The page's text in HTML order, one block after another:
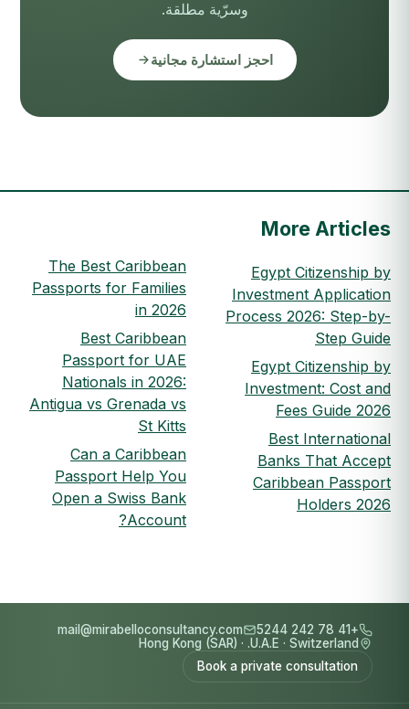
وسرّية مطلقة.
احجز استشارة مجانية
More Articles
Egypt Citizenship by
Investment Application
Process 2026: Step-by-
Step Guide
Egypt Citizenship by
Investment: Cost and
Fees Guide 2026
Best International
Banks That Accept
Caribbean Passport
Holders 2026
The Best Caribbean
Passports for Families
in 2026
Best Caribbean
Passport for UAE
Nationals in 2026:
Antigua vs Grenada vs
St Kitts
Can a Caribbean
Passport Help You
Open a Swiss Bank
Account?
+41 78 242 5244
mail@mirabelloconsultancy.com
Switzerland
·
U.A.E.
·
Hong Kong (SAR)
Book a private consultation